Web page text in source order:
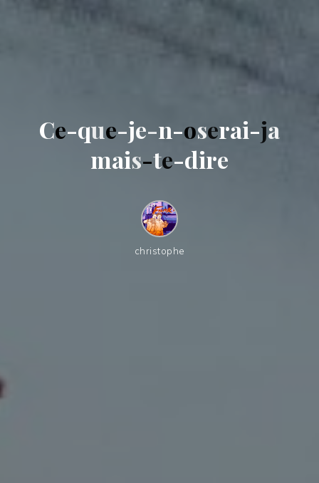
Ce-que-je-n-oserai-ja
mais-te-dire
christophe